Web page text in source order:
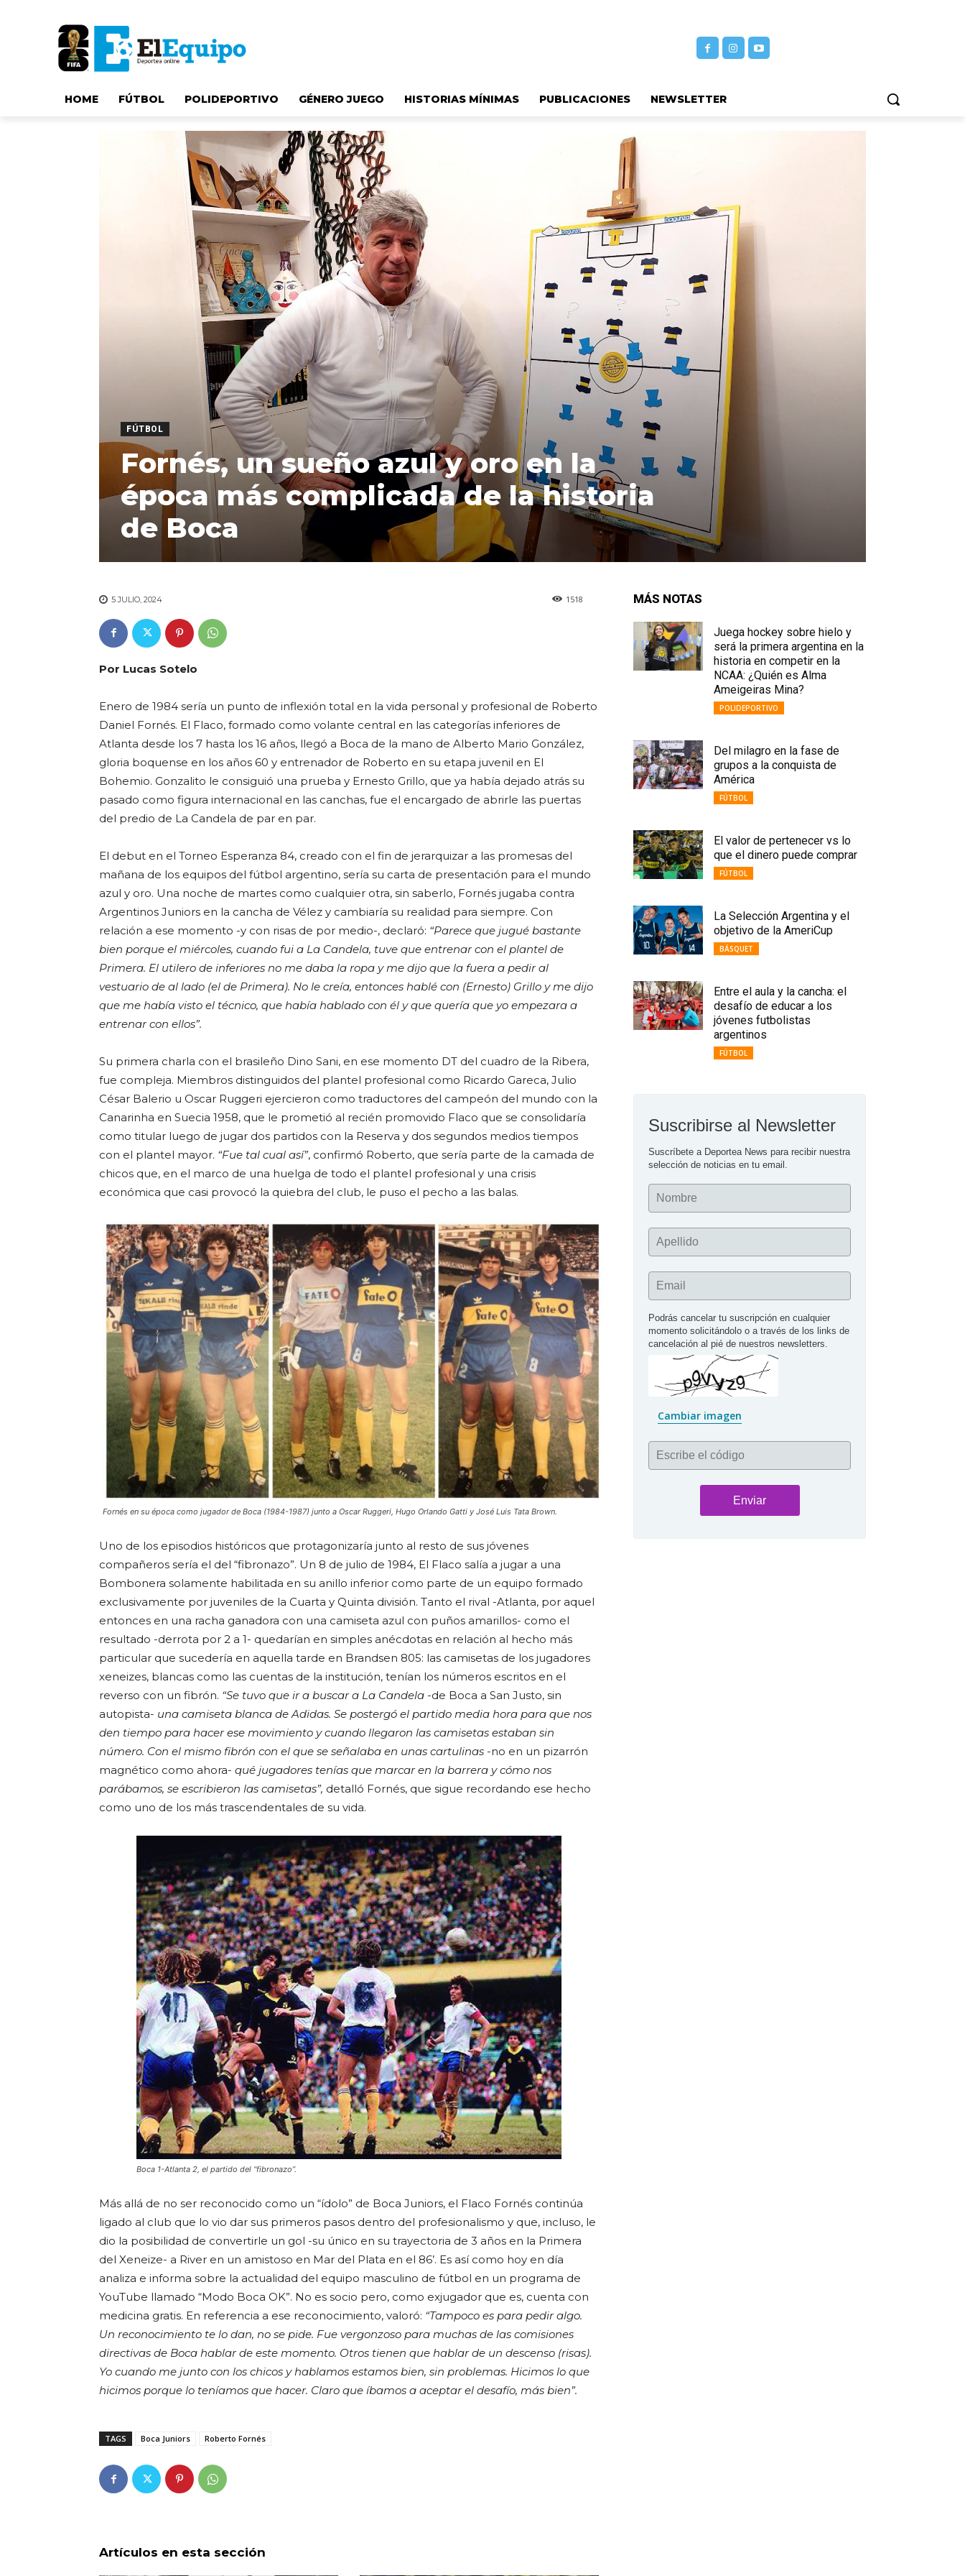
HOME FÚTBOL POLIDEPORTIVO GÉNERO JUEGO HISTORIAS MÍNIMAS PUBLICACIONES NEWSLETTER
FÚTBOL
Fornés, un sueño azul y oro en la
época más complicada de la historia
de Boca
1518
5 JULIO, 2024
Por Lucas Sotelo
Enero de 1984 sería un punto de inflexión total en la vida personal y profesional de Roberto
Daniel Fornés. El Flaco, formado como volante central en las categorías inferiores de
Atlanta desde los 7 hasta los 16 años, llegó a Boca de la mano de Alberto Mario González,
gloria boquense en los años 60 y entrenador de Roberto en su etapa juvenil en El
Bohemio. Gonzalito le consiguió una prueba y Ernesto Grillo, que ya había dejado atrás su
pasado como figura internacional en las canchas, fue el encargado de abrirle las puertas
del predio de La Candela de par en par.
El debut en el Torneo Esperanza 84, creado con el fin de jerarquizar a las promesas del
mañana de los equipos del fútbol argentino, sería su carta de presentación para el mundo
azul y oro. Una noche de martes como cualquier otra, sin saberlo, Fornés jugaba contra
Argentinos Juniors en la cancha de Vélez y cambiaría su realidad para siempre. Con
relación a ese momento -y con risas de por medio-, declaró: “Parece que jugué bastante
bien porque el miércoles, cuando fui a La Candela, tuve que entrenar con el plantel de
Primera. El utilero de inferiores no me daba la ropa y me dijo que la fuera a pedir al
vestuario de al lado (el de Primera). No le creía, entonces hablé con (Ernesto) Grillo y me dijo
que me había visto el técnico, que había hablado con él y que quería que yo empezara a
entrenar con ellos”.
Su primera charla con el brasileño Dino Sani, en ese momento DT del cuadro de la Ribera,
fue compleja. Miembros distinguidos del plantel profesional como Ricardo Gareca, Julio
César Balerio u Oscar Ruggeri ejercieron como traductores del campeón del mundo con la
Canarinha en Suecia 1958, que le prometió al recién promovido Flaco que se consolidaría
como titular luego de jugar dos partidos con la Reserva y dos segundos medios tiempos
con el plantel mayor. “Fue tal cual así”, confirmó Roberto, que sería parte de la camada de
chicos que, en el marco de una huelga de todo el plantel profesional y una crisis
económica que casi provocó la quiebra del club, le puso el pecho a las balas.
Fornés en su época como jugador de Boca (1984-1987) junto a Oscar Ruggeri, Hugo Orlando Gatti y José Luis Tata Brown.
Uno de los episodios históricos que protagonizaría junto al resto de sus jóvenes
compañeros sería el del “fibronazo”. Un 8 de julio de 1984, El Flaco salía a jugar a una
Bombonera solamente habilitada en su anillo inferior como parte de un equipo formado
exclusivamente por juveniles de la Cuarta y Quinta división. Tanto el rival -Atlanta, por aquel
entonces en una racha ganadora con una camiseta azul con puños amarillos- como el
resultado -derrota por 2 a 1- quedarían en simples anécdotas en relación al hecho más
particular que sucedería en aquella tarde en Brandsen 805: las camisetas de los jugadores
xeneizes, blancas como las cuentas de la institución, tenían los números escritos en el
reverso con un fibrón. “Se tuvo que ir a buscar a La Candela -de Boca a San Justo, sin
autopista- una camiseta blanca de Adidas. Se postergó el partido media hora para que nos
den tiempo para hacer ese movimiento y cuando llegaron las camisetas estaban sin
número. Con el mismo fibrón con el que se señalaba en unas cartulinas -no en un pizarrón
magnético como ahora- qué jugadores tenías que marcar en la barrera y cómo nos
parábamos, se escribieron las camisetas”, detalló Fornés, que sigue recordando ese hecho
como uno de los más trascendentales de su vida.
Boca 1-Atlanta 2, el partido del “fibronazo”.
Más allá de no ser reconocido como un “ídolo” de Boca Juniors, el Flaco Fornés continúa
ligado al club que lo vio dar sus primeros pasos dentro del profesionalismo y que, incluso, le
dio la posibilidad de convertirle un gol -su único en su trayectoria de 3 años en la Primera
del Xeneize- a River en un amistoso en Mar del Plata en el 86’. Es así como hoy en día
analiza e informa sobre la actualidad del equipo masculino de fútbol en un programa de
YouTube llamado “Modo Boca OK”. No es socio pero, como exjugador que es, cuenta con
medicina gratis. En referencia a ese reconocimiento, valoró: “Tampoco es para pedir algo.
Un reconocimiento te lo dan, no se pide. Fue vergonzoso para muchas de las comisiones
directivas de Boca hablar de este momento. Otros tienen que hablar de un descenso (risas).
Yo cuando me junto con los chicos y hablamos estamos bien, sin problemas. Hicimos lo que
hicimos porque lo teníamos que hacer. Claro que íbamos a aceptar el desafío, más bien”.
TAGS Boca Juniors Roberto Fornés
Artículos en esta sección
MÁS NOTAS
Juega hockey sobre hielo y
será la primera argentina en la
historia en competir en la
NCAA: ¿Quién es Alma
Ameigeiras Mina?
POLIDEPORTIVO
Del milagro en la fase de
grupos a la conquista de
América
FÚTBOL
El valor de pertenecer vs lo
que el dinero puede comprar
FÚTBOL
La Selección Argentina y el
objetivo de la AmeriCup
BÁSQUET
Entre el aula y la cancha: el
desafío de educar a los
jóvenes futbolistas
argentinos
FÚTBOL
Suscribirse al Newsletter
Suscríbete a Deportea News para recibir nuestra
selección de noticias en tu email.
Nombre
Apellido
Email
Podrás cancelar tu suscripción en cualquier
momento solicitándolo o a través de los links de
cancelación al pié de nuestros newsletters.
Cambiar imagen
Escribe el código